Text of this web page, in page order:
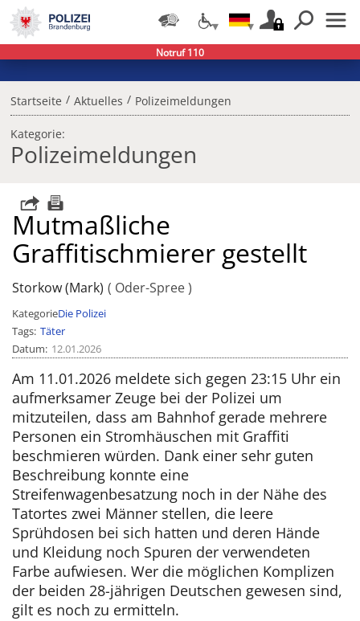
Startseite / Aktuelles / Polizeimeldungen
Kategorie:
Polizeimeldungen
Mutmaßliche
Graffitischmierer gestellt
Storkow (Mark) Oder-Spree
KategorieDie Polizei
Tags Täter
Datum 12.01.2026
Am 11.01.2026 meldete sich gegen 23:15 Uhr ein
aufmerksamer Zeuge bei der Polizei um
mitzuteilen, dass am Bahnhof gerade mehrere
Personen ein Stromhäuschen mit Graffiti
beschmieren würden. Dank einer sehr guten
Beschreibung konnte eine
Streifenwagenbesatzung noch in der Nähe des
Tatortes zwei Männer stellen, die leere
Sprühdosen bei sich hatten und deren Hände
und Kleidung noch Spuren der verwendeten
Farbe aufwiesen. Wer die möglichen Komplizen
der beiden 28-jährigen Deutschen gewesen sind,
gilt es noch zu ermitteln.
Notruf 110